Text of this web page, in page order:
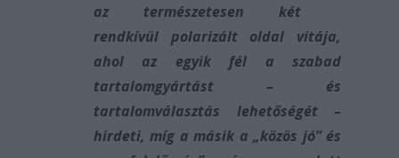
az természetesen két
rendkívül polarizált oldal vitája,
ahol az egyik fél a szabad
tartalomgyártást – és
tartalomválasztás lehetőségét –
hirdeti, míg a másik a „közös jó” és